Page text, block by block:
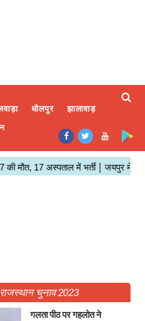
धौलपुर
झालावाड़
राजस्थान चुनाव 2023
गलता पीठ पर गहलोत ने